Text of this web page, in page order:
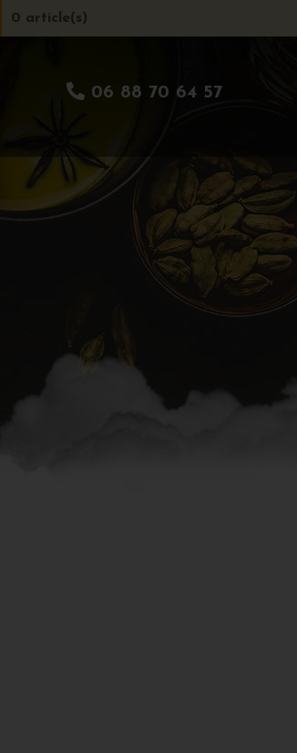
0 article(s)
06 88 70 64 57